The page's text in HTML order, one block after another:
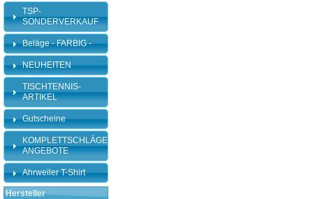
TSP-
SONDERVERKAUF
Beläge - FARBIG -
NEUHEITEN
TISCHTENNIS-
ARTIKEL
Gutscheine
KOMPLETTSCHLÄGER-
ANGEBOTE
Ahrweiler T-Shirt
Hersteller